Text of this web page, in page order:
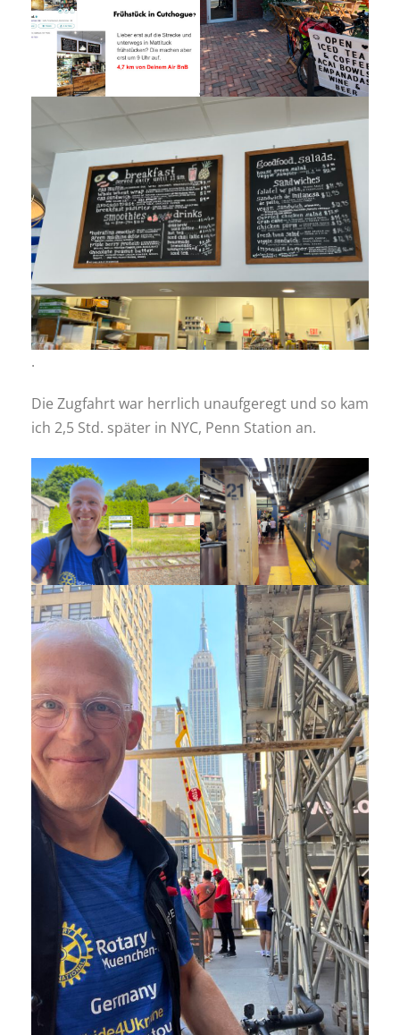
.
Die Zugfahrt war herrlich unaufgeregt und so kam
ich 2,5 Std. später in NYC, Penn Station an.